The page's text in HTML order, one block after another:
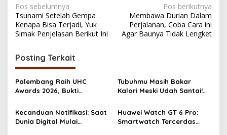
N
a
v
i
g
a
s
i
p
Pos sebelumnya
Tsunami Setelah Gempa
Kenapa Bisa Terjadi, Yuk
Simak Penjelasan Berikut Ini
Pos berikutnya
Membawa Durian Dalam
Perjalanan, Coba Cara ini
Agar Baunya Tidak Lengket
Posting Terkait
Palembang Raih UHC
Awards 2026, Bukti
Kesehatan Merata
Tubuhmu Masih Bakar
Kalori Meski Udah Santai!
Afterburn Effect
Kecanduan Notifikasi: Saat
Dunia Digital Mulai
Huawei Watch GT 6 Pro:
Smartwatch Tercerdas